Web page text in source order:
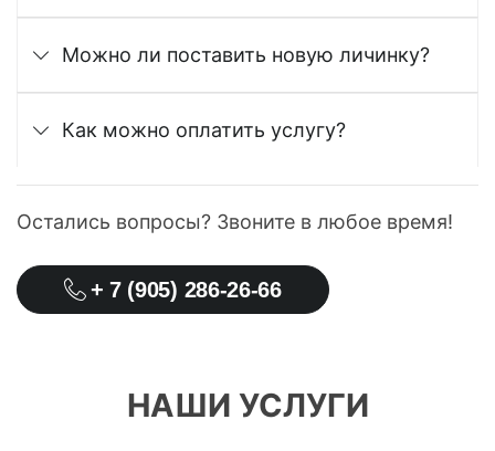
Можно ли поставить новую личинку?
Как можно оплатить услугу?
Остались вопросы? Звоните в любое время!
+ 7 (905) 286-26-66
НАШИ УСЛУГИ